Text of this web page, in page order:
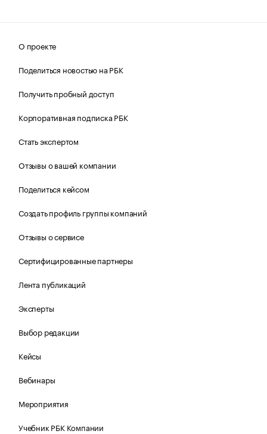
О проекте
Поделиться новостью на РБК
Получить пробный доступ
Корпоративная подписка РБК
Стать экспертом
Отзывы о вашей компании
Поделиться кейсом
Создать профиль группы компаний
Отзывы о сервисе
Сертифицированные партнеры
Лента публикаций
Эксперты
Выбор редакции
Кейсы
Вебинары
Мероприятия
Учебник РБК Компании